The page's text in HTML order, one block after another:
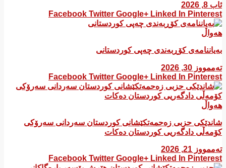
ئاب 8, 2026
Facebook Twitter Google+ Linked In Pinterest
هەواڵ
بەیاننامەی کۆڕبەندی چەپی کوردستانی
تەممووز 30, 2026
Facebook Twitter Google+ Linked In Pinterest
هەواڵ
شاندێکی حزبی زەحمەتکێشانی کوردستان سەردانی سەرۆکی
کۆمەڵی دادگەریی کوردستان دەکات
تەممووز 21, 2026
Facebook Twitter Google+ Linked In Pinterest